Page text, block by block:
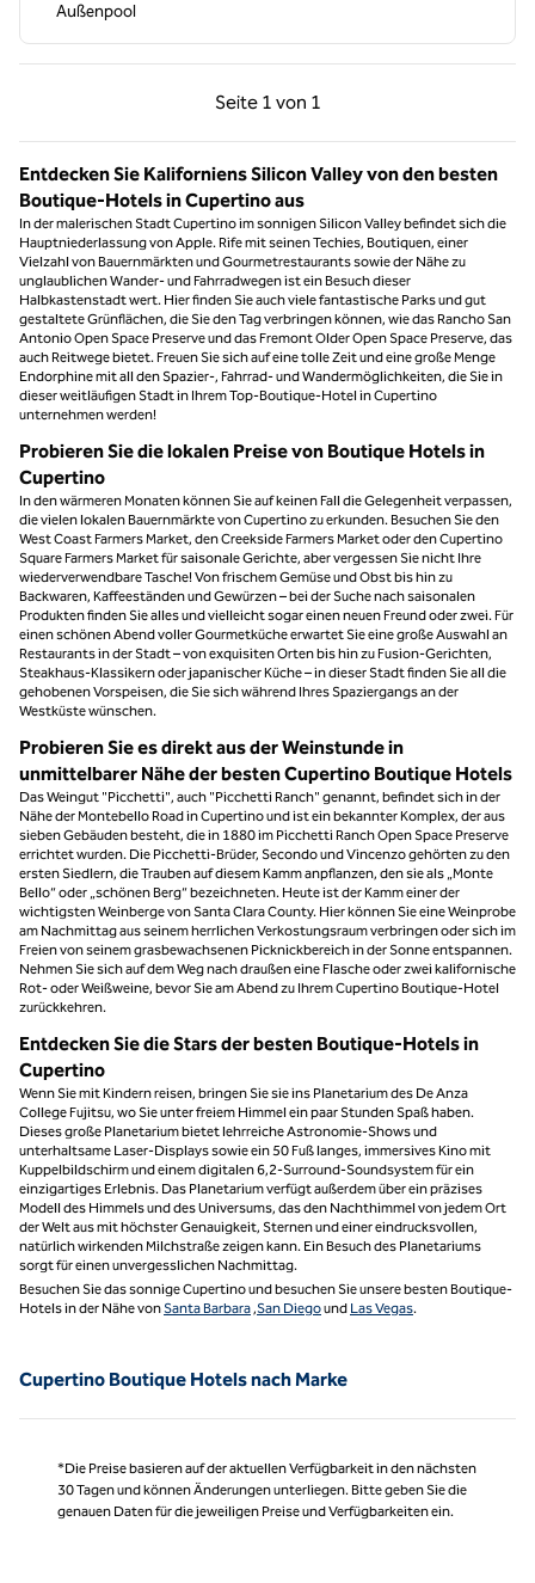
Außenpool
Seite 1 von 1
Vorherige Seite, 1 von 1
Seite 1 von 1
Entdecken Sie Kaliforniens Silicon Valley von den besten
Boutique-Hotels in Cupertino aus
In der malerischen Stadt Cupertino im sonnigen Silicon Valley befindet sich die
Hauptniederlassung von Apple. Rife mit seinen Techies, Boutiquen, einer
Vielzahl von Bauernmärkten und Gourmetrestaurants sowie der Nähe zu
unglaublichen Wander- und Fahrradwegen ist ein Besuch dieser
Halbkastenstadt wert. Hier finden Sie auch viele fantastische Parks und gut
gestaltete Grünflächen, die Sie den Tag verbringen können, wie das Rancho San
Antonio Open Space Preserve und das Fremont Older Open Space Preserve, das
auch Reitwege bietet. Freuen Sie sich auf eine tolle Zeit und eine große Menge
Endorphine mit all den Spazier-, Fahrrad- und Wandermöglichkeiten, die Sie in
dieser weitläufigen Stadt in Ihrem Top-Boutique-Hotel in Cupertino
unternehmen werden!
Probieren Sie die lokalen Preise von Boutique Hotels in
Cupertino
In den wärmeren Monaten können Sie auf keinen Fall die Gelegenheit verpassen,
die vielen lokalen Bauernmärkte von Cupertino zu erkunden. Besuchen Sie den
West Coast Farmers Market, den Creekside Farmers Market oder den Cupertino
Square Farmers Market für saisonale Gerichte, aber vergessen Sie nicht Ihre
wiederverwendbare Tasche! Von frischem Gemüse und Obst bis hin zu
Backwaren, Kaffeeständen und Gewürzen – bei der Suche nach saisonalen
Produkten finden Sie alles und vielleicht sogar einen neuen Freund oder zwei. Für
einen schönen Abend voller Gourmetküche erwartet Sie eine große Auswahl an
Restaurants in der Stadt – von exquisiten Orten bis hin zu Fusion-Gerichten,
Steakhaus-Klassikern oder japanischer Küche – in dieser Stadt finden Sie all die
gehobenen Vorspeisen, die Sie sich während Ihres Spaziergangs an der
Westküste wünschen.
Probieren Sie es direkt aus der Weinstunde in
unmittelbarer Nähe der besten Cupertino Boutique Hotels
Das Weingut "Picchetti", auch "Picchetti Ranch" genannt, befindet sich in der
Nähe der Montebello Road in Cupertino und ist ein bekannter Komplex, der aus
sieben Gebäuden besteht, die in 1880 im Picchetti Ranch Open Space Preserve
errichtet wurden. Die Picchetti-Brüder, Secondo und Vincenzo gehörten zu den
ersten Siedlern, die Trauben auf diesem Kamm anpflanzen, den sie als „Monte
Bello“ oder „schönen Berg“ bezeichneten. Heute ist der Kamm einer der
wichtigsten Weinberge von Santa Clara County. Hier können Sie eine Weinprobe
am Nachmittag aus seinem herrlichen Verkostungsraum verbringen oder sich im
Freien von seinem grasbewachsenen Picknickbereich in der Sonne entspannen.
Nehmen Sie sich auf dem Weg nach draußen eine Flasche oder zwei kalifornische
Rot- oder Weißweine, bevor Sie am Abend zu Ihrem Cupertino Boutique-Hotel
zurückkehren.
Entdecken Sie die Stars der besten Boutique-Hotels in
Cupertino
Wenn Sie mit Kindern reisen, bringen Sie sie ins Planetarium des De Anza
College Fujitsu, wo Sie unter freiem Himmel ein paar Stunden Spaß haben.
Dieses große Planetarium bietet lehrreiche Astronomie-Shows und
unterhaltsame Laser-Displays sowie ein 50 Fuß langes, immersives Kino mit
Kuppelbildschirm und einem digitalen 6,2-Surround-Soundsystem für ein
einzigartiges Erlebnis. Das Planetarium verfügt außerdem über ein präzises
Modell des Himmels und des Universums, das den Nachthimmel von jedem Ort
der Welt aus mit höchster Genauigkeit, Sternen und einer eindrucksvollen,
natürlich wirkenden Milchstraße zeigen kann. Ein Besuch des Planetariums
sorgt für einen unvergesslichen Nachmittag.
Besuchen Sie das sonnige Cupertino und besuchen Sie unsere besten Boutique-
Hotels in der Nähe vonSanta Barbara,San Diegound Las Vegas.
Cupertino Boutique Hotels nach Marke
*Die Preise basieren auf der aktuellen Verfügbarkeit in den nächsten
30 Tagen und können Änderungen unterliegen. Bitte geben Sie die
genauen Daten für die jeweiligen Preise und Verfügbarkeiten ein.